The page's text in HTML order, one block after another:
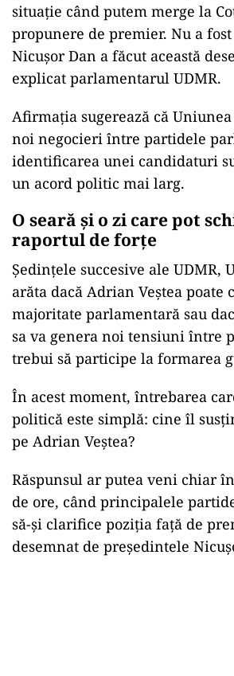
situație când putem merge la
propunere de premier. Nu a
Nicușor Dan a făcut această
explicat parlamentarul UDMR.
Afirmația sugerează că Uniunea
noi negocieri între partidele
identificarea unei candidaturi
un acord politic mai larg.
O seară și o zi care pot
raportul de forțe
Ședințele succesive ale UDMR,
arăta dacă Adrian Veștea poate
majoritate parlamentară sau
sa va genera noi tensiuni între
trebui să participe la formarea
În acest moment, întrebarea
politică este simplă: cine îl
pe Adrian Veștea?
Răspunsul ar putea veni chiar
de ore, când principalele
să-și clarifice poziția față de
desemnat de președintele